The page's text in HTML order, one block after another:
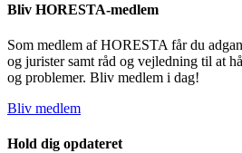
Bliv HORESTA-medlem
Som medlem af HORESTA får du
og jurister samt råd og vejledning til at
og problemer. Bliv medlem i dag!
Bliv medlem
Hold dig opdateret